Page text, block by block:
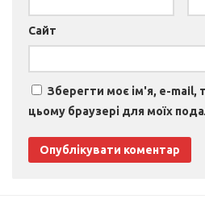
Сайт
Зберегти моє ім'я, e-mail,
цьому браузері для моїх